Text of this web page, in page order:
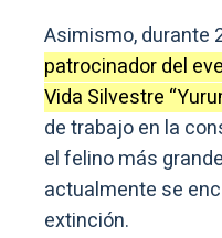
Asimismo, durante
patrocinador del
Vida Silvestre
de trabajo en la
el felino más
actualmente se
extinción.